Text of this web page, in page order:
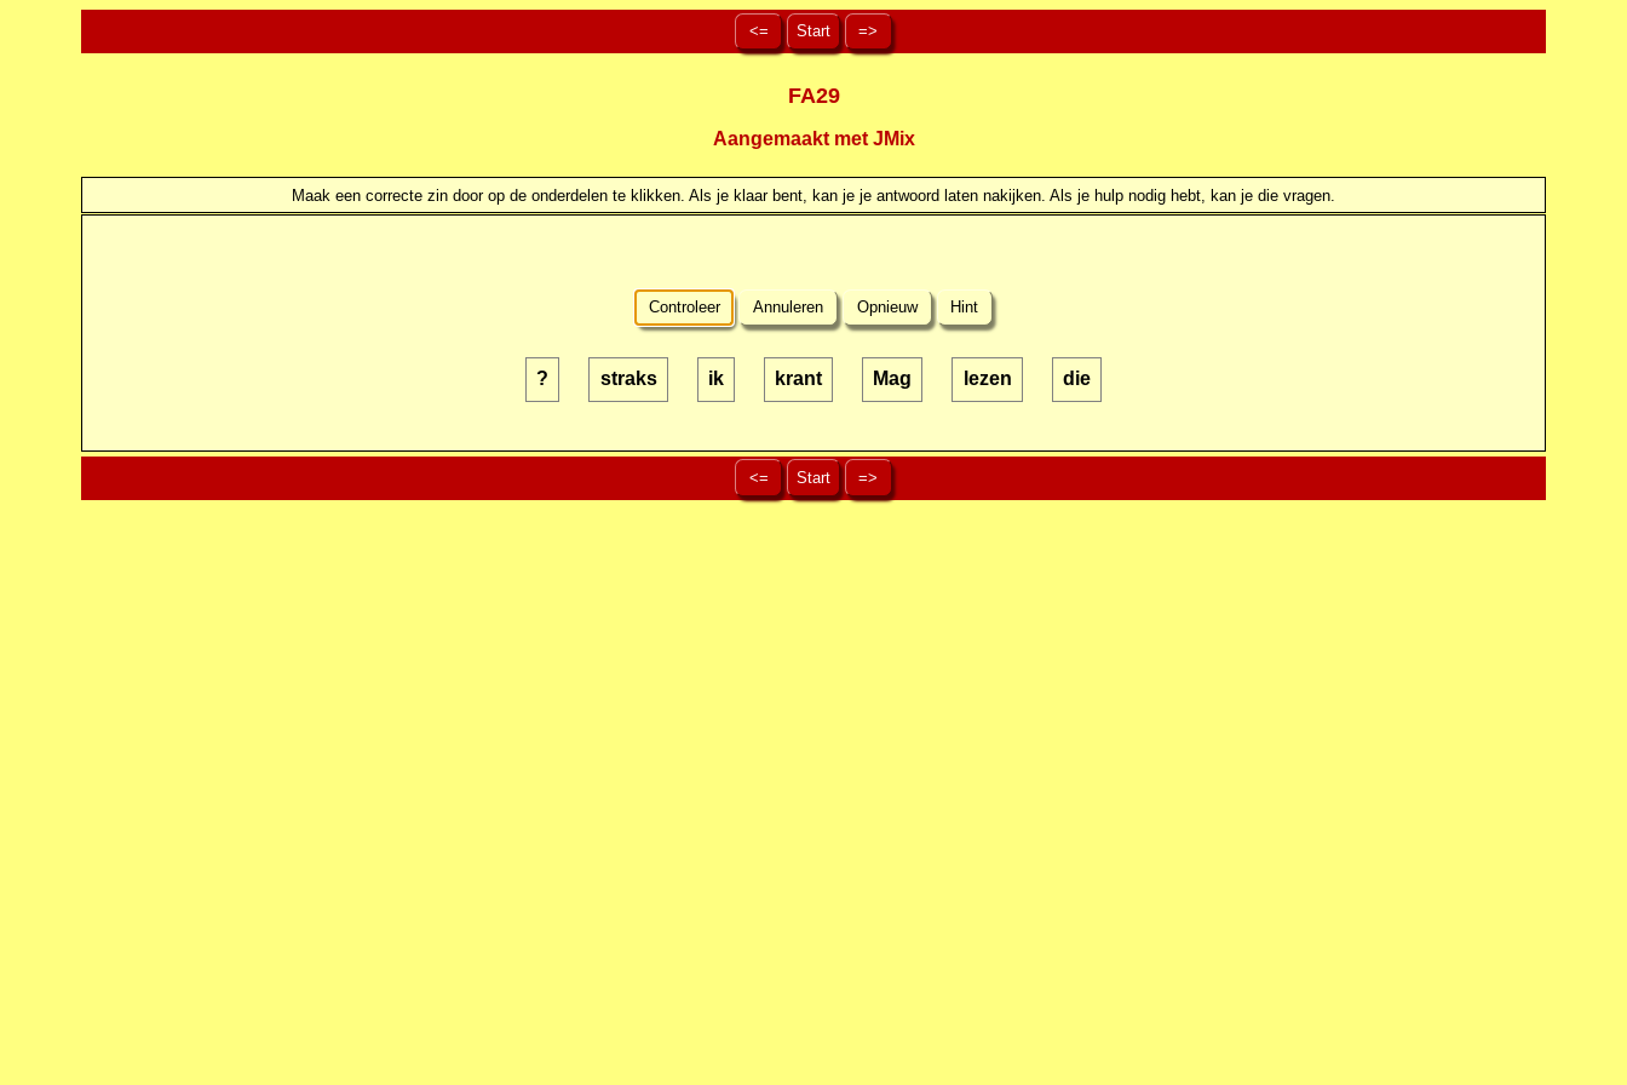
<= Start =>
FA29
Aangemaakt met JMix
Maak een correcte zin door op de onderdelen te klikken. Als je klaar bent, kan je je antwoord laten nakijken. Als je hulp nodig hebt, kan je die vragen.
Controleer Annuleren Opnieuw Hint
? straks ik krant Mag lezen die
<= Start =>